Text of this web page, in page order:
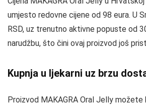
umjesto redovne cijene od 98 eura. U
RSD, uz trenutno aktivne popuste od
narudžbu, što čini ovaj proizvod još
Kupnja u ljekarni uz brzu
Proizvod MAKAGRA Oral Jelly